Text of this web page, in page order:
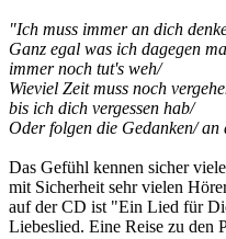
"Ich muss immer an dich
Ganz egal was ich dagegen
immer noch tut's weh/
Wieviel Zeit muss noch
bis ich dich vergessen hab/
Oder folgen die Gedanken/
Das Gefühl kennen sicher
mit Sicherheit sehr vielen
auf der CD ist "Ein Lied für
Liebeslied. Eine Reise zu den